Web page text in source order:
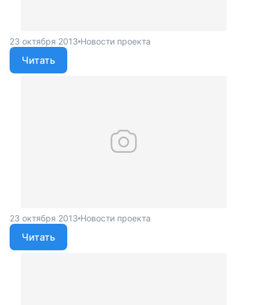
23 октября 2013 Новости проекта
Читать
23 октября 2013 Новости проекта
Читать